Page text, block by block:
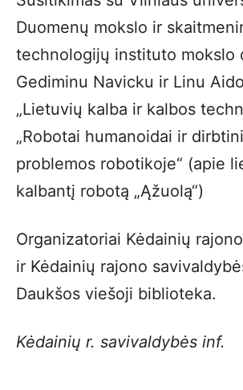
Duomenų mokslo ir
technologijų instituto mokslo
Gediminu Navicku ir Linu
„Lietuvių kalba ir kalbos
„Robotai humanoidai ir
problemos robotikoje“ (apie
kalbantį robotą „Ąžuolą“)
Organizatoriai Kėdainių
ir Kėdainių rajono
Daukšos viešoji biblioteka.
Kėdainių r. savivaldybės inf.